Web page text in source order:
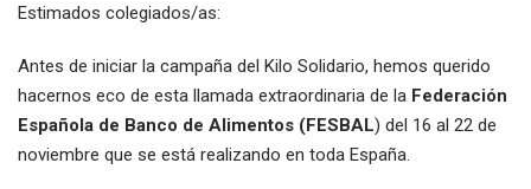
Estimados colegiados/as:
Antes de iniciar la campaña del Kilo Solidario, hemos querido
hacernos eco de esta llamada extraordinaria de la Federación
Española de Banco de Alimentos (FESBAL) del 16 al 22 de
noviembre que se está realizando en toda España.